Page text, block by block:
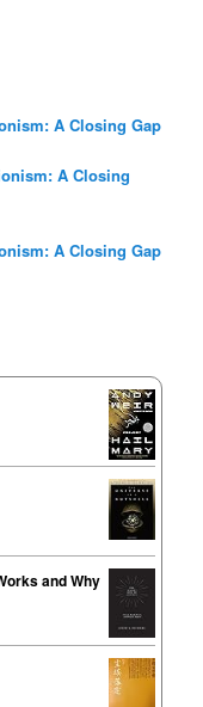
A Closing Gap
A Closing
A Closing Gap
and Why